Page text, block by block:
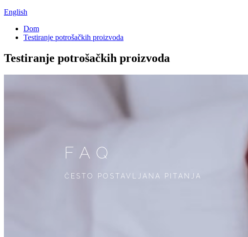
English
Dom
Testiranje potrošačkih proizvoda
Testiranje potrošačkih proizvoda
FAQ
ČESTO POSTAVLJANA PITANJA